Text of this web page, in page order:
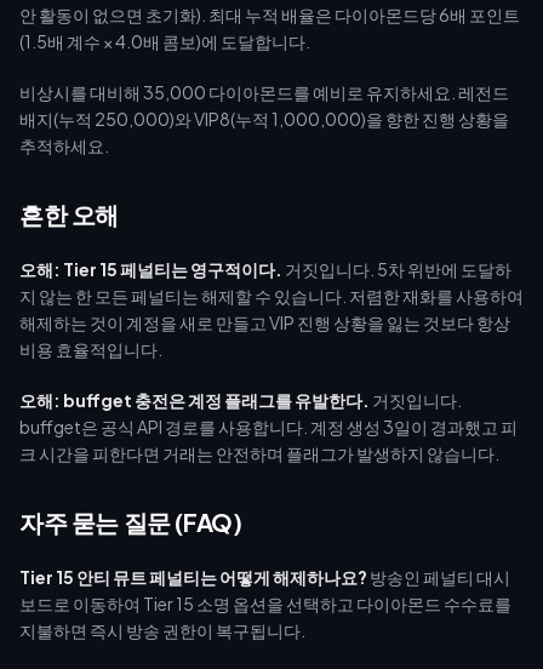
안 활동이 없으면 초기화). 최대 누적 배율은 다이아몬드당 6배 포인트
(1.5배 계수 × 4.0배 콤보)에 도달합니다.
비상시를 대비해 35,000 다이아몬드를 예비로 유지하세요. 레전드
배지(누적 250,000)와 VIP8(누적 1,000,000)을 향한 진행 상황을
추적하세요.
흔한 오해
오해: Tier 15 페널티는 영구적이다. 거짓입니다. 5차 위반에 도달하
지 않는 한 모든 페널티는 해제할 수 있습니다. 저렴한 재화를 사용하여
해제하는 것이 계정을 새로 만들고 VIP 진행 상황을 잃는 것보다 항상
비용 효율적입니다.
오해: buffget 충전은 계정 플래그를 유발한다. 거짓입니다.
buffget은 공식 API 경로를 사용합니다. 계정 생성 3일이 경과했고 피
크 시간을 피한다면 거래는 안전하며 플래그가 발생하지 않습니다.
자주 묻는 질문 (FAQ)
Tier 15 안티 뮤트 페널티는 어떻게 해제하나요? 방송인 페널티 대시
보드로 이동하여 Tier 15 소명 옵션을 선택하고 다이아몬드 수수료를
지불하면 즉시 방송 권한이 복구됩니다.